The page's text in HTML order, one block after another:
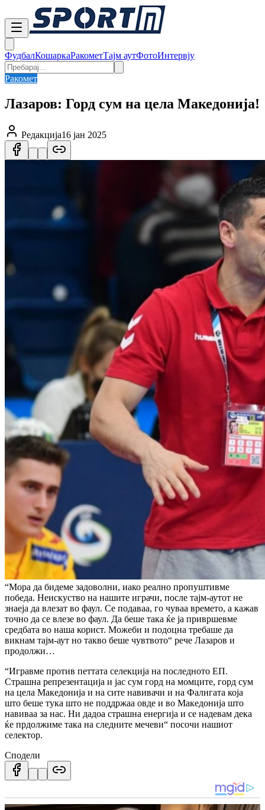
ФудбалКошаркаРакометТајм аутФотоИнтервју
Ракомет
Лазаров: Горд сум на цела Македонија!
Редакција16 јан 2025
“Мора да бидеме задоволни, иако реално пропуштивме
победа. Неискуство на нашите играчи, после тајм-аутот не
знаеја да влезат во фаул. Се подаваа, го чуваа времето, а кажав
точно да се влезе во фаул. Да беше така ќе ја привршевме
средбата во наша корист. Можеби и подоцна требаше да
викнам тајм-аут но такво беше чувтвото“ рече Лазаров и
продолжи…
“Игравме против петтата селекција на последното ЕП.
Страшна репрезентација и јас сум горд на момците, горд сум
на цела Македонија и на сите навивачи и на Фалнгата која
што беше тука што не поддржаа овде и во Македонија што
навиваа за нас. Ни дадоа страшна енергија и се надевам дека
ќе прдолжиме така на следните мечеви“ посочи нашиот
селектор.
Сподели